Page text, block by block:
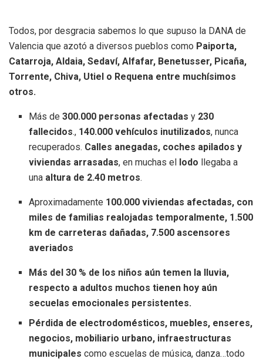
Todos, por desgracia sabemos lo que supuso la DANA de
Valencia que azotó a diversos pueblos como Paiporta,
Catarroja, Aldaia, Sedaví, Alfafar, Benetusser, Picaña,
Torrente, Chiva, Utiel o Requena entre muchísimos
otros.
Más de300.000 personas afectadas y 230
fallecidos., 140.000 vehículos inutilizados, nunca
recuperados. Calles anegadas, coches apilados y
viviendas arrasadas, en muchas el lodo llegaba a
una altura de 2.40 metros.
Aproximadamente 100.000 viviendas afectadas, con
miles de familias realojadas temporalmente, 1.500
km de carreteras dañadas, 7.500 ascensores
averiados
Más del 30 % de los niños aún temen la lluvia,
respecto a adultos muchos tienen hoy aún
secuelas emocionales persistentes.
Pérdida de electrodomésticos, muebles, enseres,
negocios, mobiliario urbano, infraestructuras
municipales como escuelas de música, danza…todo